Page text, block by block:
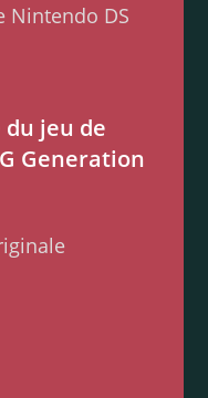
Nintendo DS
jeu de
Generation